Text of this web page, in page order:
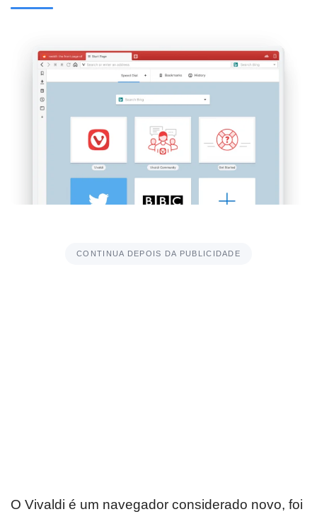
CONTINUA DEPOIS DA PUBLICIDADE
O Vivaldi é um navegador considerado novo, foi